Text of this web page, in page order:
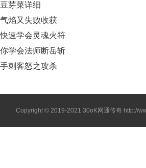
芽菜详细
焰又失败收获
速学会灵魂火符
学会法师断岳斩
刺客怒之攻杀
Copyright © 2019-202130oK网通传奇 http://